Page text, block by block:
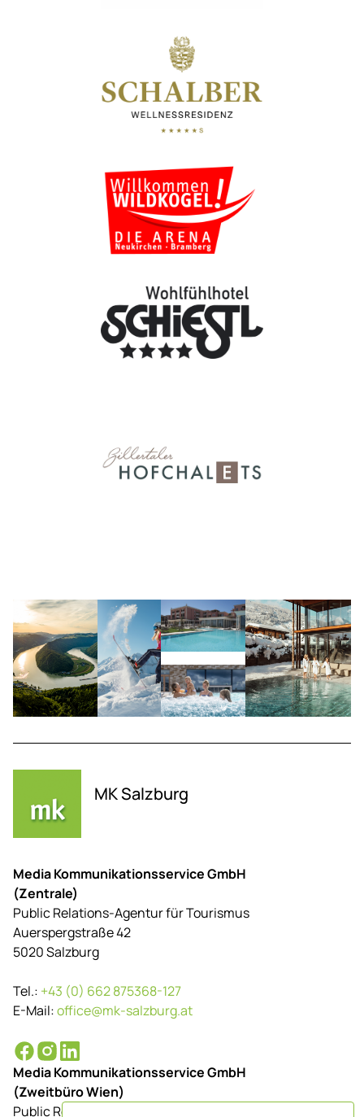
MK Salzburg
Media Kommunikationsservice GmbH
(Zentrale)
Public Relations-Agentur für Tourismus
Auerspergstraße 42
5020 Salzburg
Tel.: +43 (0) 662 875368-127
E-Mail:office@mk-salzburg.at
Media Kommunikationsservice GmbH
(Zweitbüro Wien)
Public Relations-Agentur für Tourismus